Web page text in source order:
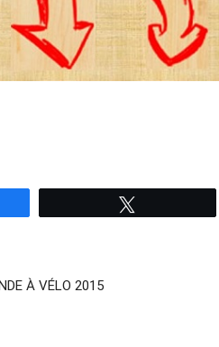
À VÉLO 2015